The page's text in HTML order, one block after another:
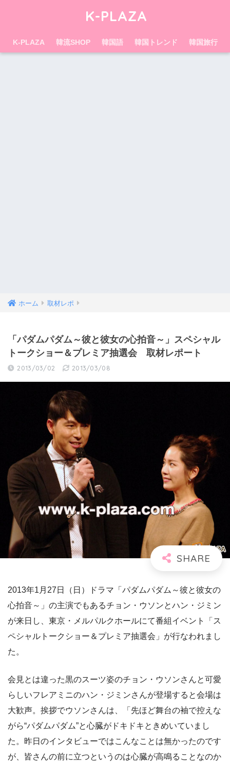
K-PLAZA
K-PLAZA 韓流SHOP 韓国語 韓国トレンド 韓国旅行
ホーム 取材レポ
「パダムパダム～彼と彼女の心拍音～」スペシャル
トークショー＆プレミア抽選会 取材レポート
2013/03/02 2013/03/08
2013年1月27日（日）ドラマ「パダムパダム～彼と彼女の
心拍音～」の主演でもあるチョン・ウソンとハン・ジミン
が来日し、東京・メルパルクホールにて番組イベント「ス
ペシャルトークショー＆プレミア抽選会」が行なわれまし
た。
会見とは違った黒のスーツ姿のチョン・ウソンさんと可愛
らしいフレアミニのハン・ジミンさんが登場すると会場は
大歓声。挨拶でウソンさんは、「先ほど舞台の袖で控えな
がら“パダムパダム”と心臓がドキドキときめいていまし
た。昨日のインタビューではこんなことは無かったのです
が、皆さんの前に立つというのは心臓が高鳴ることなのか